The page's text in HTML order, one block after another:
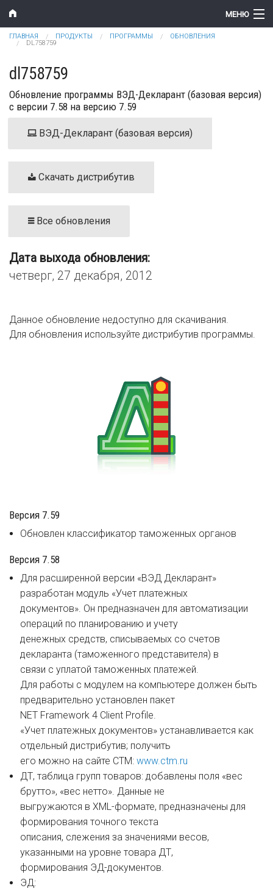
Перейти к основному содержанию
МЕНЮ
Компания
Новости
Продукты
Поддержка
Контакты
Вы здесь
ГЛАВНАЯ ПРОДУКТЫ ПРОГРАММЫ
ОБНОВЛЕНИЯ
DL758759
dl758759
Обновление программы ВЭД-Декларант (базовая версия)
с версии 7.58 на версию 7.59
ВЭД-Декларант (базовая версия)
Скачать дистрибутив
Все обновления
Дата выхода обновления:
четверг, 27 декабря, 2012
Данное обновление недоступно для скачивания.
Для обновления используйте дистрибутив программы.
Версия 7.59
Обновлен классификатор таможенных органов
Версия 7.58
Для расширенной версии «ВЭД Декларант»
разработан модуль «Учет платежных
документов». Он предназначен для автоматизации
операций по планированию и учету
денежных средств, списываемых со счетов
декларанта (таможенного представителя) в
связи с уплатой таможенных платежей.
Для работы с модулем на компьютере должен быть
предварительно установлен пакет
NET Framework 4 Client Profile.
«Учет платежных документов» устанавливается как
отдельный дистрибутив; получить
его можно на сайте СТМ: www.ctm.ru
ДТ, таблица групп товаров: добавлены поля «вес
брутто», «вес нетто». Данные не
выгружаются в XML-формате, предназначены для
формирования точного текста
описания, слежения за значениями весов,
указанными на уровне товара ДТ,
формирования ЭД-документов.
ЭД: